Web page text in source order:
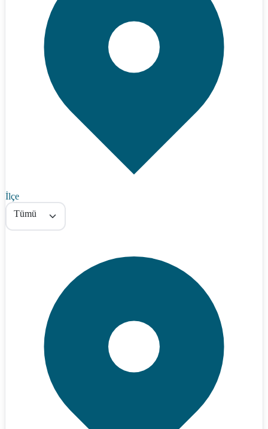
İlçe
Tümü